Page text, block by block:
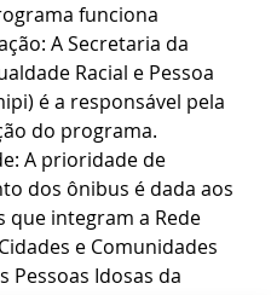
funciona
A Secretaria da
Racial e Pessoa
é a responsável pela
do programa.
A prioridade de
dos ônibus é dada aos
que integram a Rede
e Comunidades
Pessoas Idosas da